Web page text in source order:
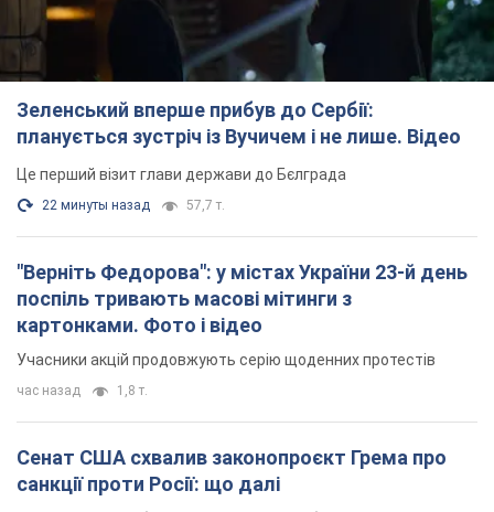
Зеленський вперше прибув до Сербії:
планується зустріч із Вучичем і не лише. Відео
Це перший візит глави держави до Бєлграда
22 минуты назад 57,7 т.
"Верніть Федорова": у містах України 23-й день
поспіль тривають масові мітинги з
картонками. Фото і відео
Учасники акцій продовжують серію щоденних протестів
час назад 1,8 т.
Сенат США схвалив законопроєкт Грема про
санкції проти Росії: що далі